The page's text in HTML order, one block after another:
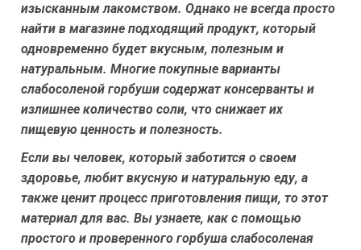
изысканным лакомством. Однако не всегда просто
найти в магазине подходящий продукт, который
одновременно будет вкусным, полезным и
натуральным. Многие покупные варианты
слабосоленой горбуши содержат консерванты и
излишнее количество соли, что снижает их
пищевую ценность и полезность.
Если вы человек, который заботится о своем
здоровье, любит вкусную и натуральную еду, а
также ценит процесс приготовления пищи, то этот
материал для вас. Вы узнаете, как с помощью
простого и проверенного горбуша слабосоленая